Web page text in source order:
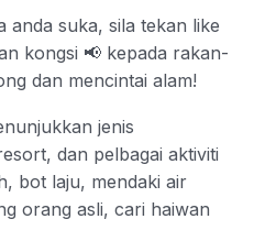
anda suka, sila tekan like
kongsi 📢 kepada rakan-
dan mencintai alam!
jenis
dan pelbagai aktiviti
bot laju, mendaki air
orang asli, cari haiwan